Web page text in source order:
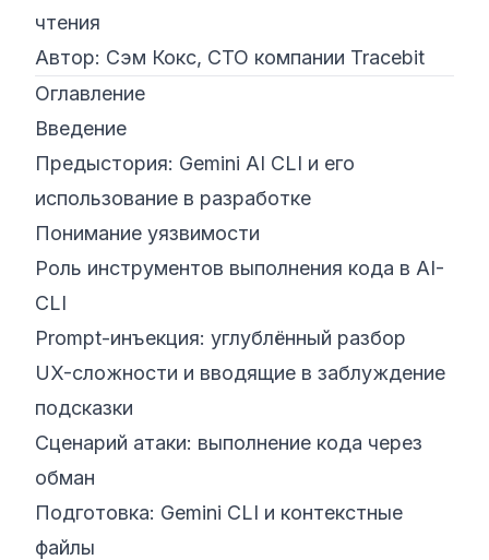
чтения
Автор: Сэм Кокс, CTO компании Tracebit
Оглавление
Введение
Предыстория: Gemini AI CLI и его
использование в разработке
Понимание уязвимости
Роль инструментов выполнения кода в AI-
CLI
Prompt-инъекция: углублённый разбор
UX-сложности и вводящие в заблуждение
подсказки
Сценарий атаки: выполнение кода через
обман
Подготовка: Gemini CLI и контекстные
файлы